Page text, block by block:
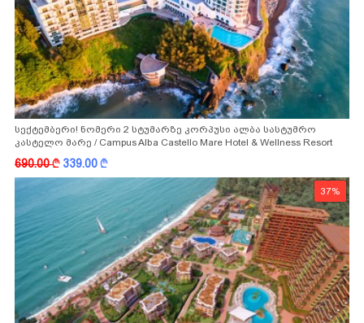
სექტემბერი! ნომერი 2 სტუმარზე კორპუსი ალბა სასტუმრო
კასტელო მარე / Campus Alba Castello Mare Hotel & Wellness Resort
690.00k 339.00k
37%